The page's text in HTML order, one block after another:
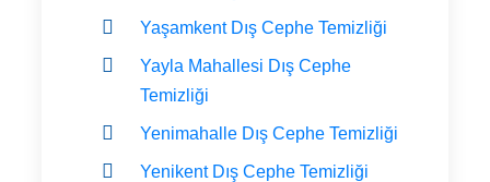
Yaşamkent Dış Cephe Temizliği
Yayla Mahallesi Dış Cephe
Temizliği
Yenimahalle Dış Cephe Temizliği
Yenikent Dış Cephe Temizliği